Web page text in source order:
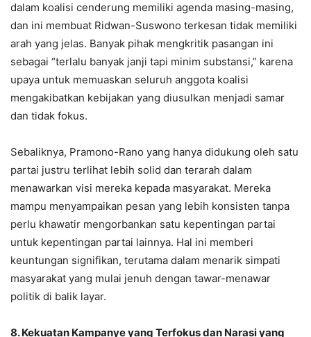
dalam koalisi cenderung memiliki agenda masing-masing,
dan ini membuat Ridwan-Suswono terkesan tidak memiliki
arah yang jelas. Banyak pihak mengkritik pasangan ini
sebagai “terlalu banyak janji tapi minim substansi,” karena
upaya untuk memuaskan seluruh anggota koalisi
mengakibatkan kebijakan yang diusulkan menjadi samar
dan tidak fokus.
Sebaliknya, Pramono-Rano yang hanya didukung oleh satu
partai justru terlihat lebih solid dan terarah dalam
menawarkan visi mereka kepada masyarakat. Mereka
mampu menyampaikan pesan yang lebih konsisten tanpa
perlu khawatir mengorbankan satu kepentingan partai
untuk kepentingan partai lainnya. Hal ini memberi
keuntungan signifikan, terutama dalam menarik simpati
masyarakat yang mulai jenuh dengan tawar-menawar
politik di balik layar.
8. Kekuatan Kampanye yang Terfokus dan Narasi yang